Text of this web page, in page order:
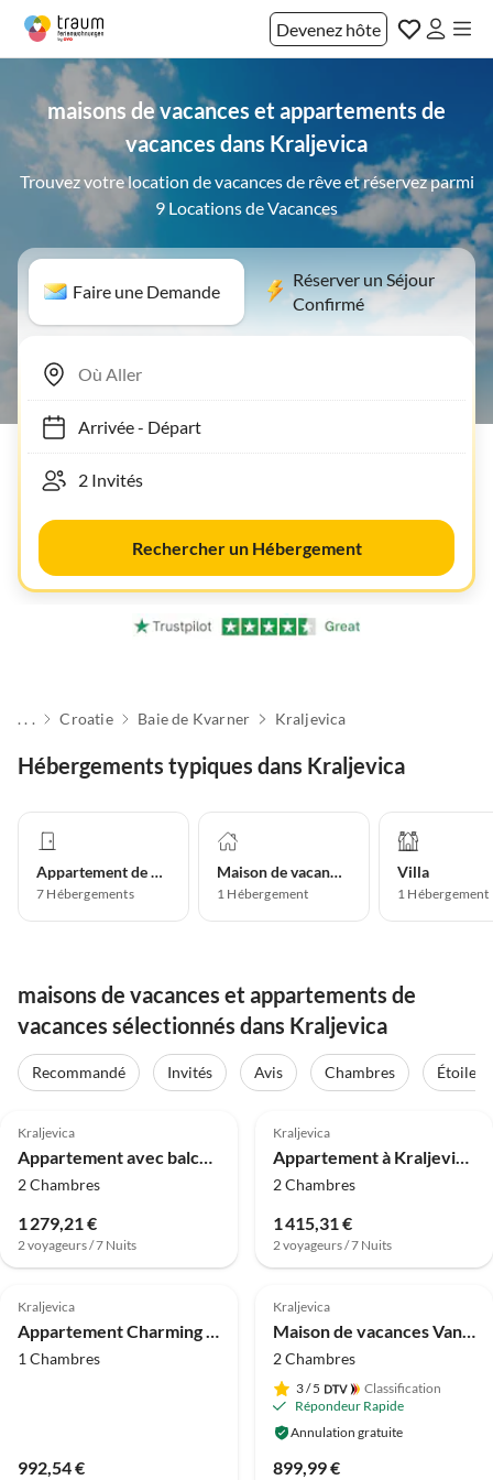
Devenez hôte
maisons de vacances et appartements de
vacances dans Kraljevica
Trouvez votre location de vacances de rêve et réservez parmi
9 Locations de Vacances
Faire une Demande
Réserver un Séjour
Confirmé
Arrivée- Départ
Rechercher un Hébergement
. . . Croatie Baie de Kvarner Kraljevica
Hébergements typiques dans Kraljevica
Appartement de vacances
7 Hébergements
Maison de vacances
1 Hébergement
Villa
1 Hébergement
maisons de vacances et appartements de
vacances sélectionnés dans Kraljevica
Recommandé Invités Avis Chambres
Étoiles
Kraljevica
Appartement avec balcon, vue mer
2 Chambres
1 279,21 €
2 voyageurs / 7 Nuits
Kraljevica
Appartement à Kraljevica près de Rock Beach
2 Chambres
1 415,31 €
2 voyageurs / 7 Nuits
4.0 (2)
Kraljevica
Appartement Charming Apartment Blue Close to the Sea
1 Chambres
992,54 €
Kraljevica
Maison de vacances Vanda
2 Chambres
3/ 5
Classification
Répondeur Rapide
Annulation gratuite
899,99 €